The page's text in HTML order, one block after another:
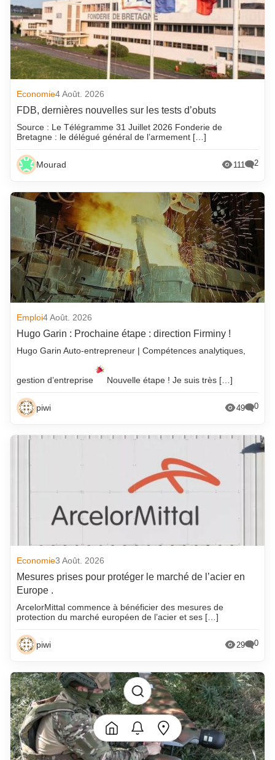
Economie4 Août. 2026
FDB, dernières nouvelles sur les tests d’obuts
Source : Le Télégramme 31 Juillet 2026 Fonderie de
Bretagne : le délégué général de l’armement […]
Mourad 111 2
Emploi4 Août. 2026
Hugo Garin : Prochaine étape : direction Firminy !
Hugo Garin Auto-entrepreneur | Compétences analytiques,
gestion d’entreprise Nouvelle étape ! Je suis très […]
piwi 49 0
Economie3 Août. 2026
Mesures prises pour protéger le marché de l’acier en
Europe .
ArcelorMittal commence à bénéficier des mesures de
protection du marché européen de l’acier et ses […]
piwi 29 0